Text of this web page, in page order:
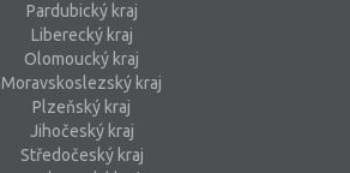
Pardubický kraj
Liberecký kraj
Olomoucký kraj
Moravskoslezský kraj
Plzeňský kraj
Jihočeský kraj
Středočeský kraj